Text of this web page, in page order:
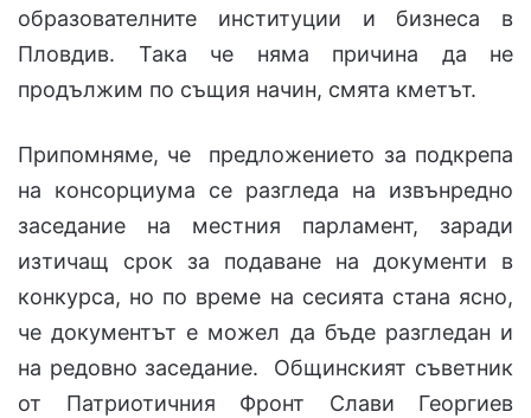
образователните институции и бизнеса в
Пловдив. Така че няма причина да не
продължим по същия начин, смята кметът.
Припомняме, че предложението за подкрепа
на консорциума се разгледа на извънредно
заседание на местния парламент, заради
изтичащ срок за подаване на документи в
конкурса, но по време на сесията стана ясно,
че документът е можел да бъде разгледан и
на редовно заседание. Общинският съветник
от Патриотичния Фронт Слави Георгиев